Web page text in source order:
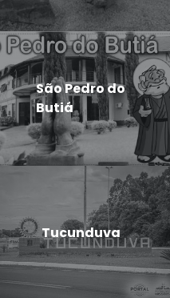
São Pedro do
Butiá
Tucunduva